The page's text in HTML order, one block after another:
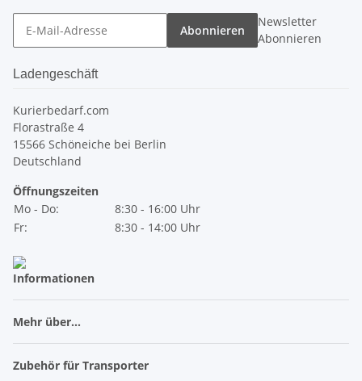
Abonnieren
Newsletter
Abonnieren
Ladengeschäft
Kurierbedarf.com
Florastraße 4
15566 Schöneiche bei Berlin
Deutschland
Öffnungszeiten
Mo - Do:
8:30 - 16:00 Uhr
Fr:
8:30 - 14:00 Uhr
Informationen
Mehr über...
Zubehör für Transporter